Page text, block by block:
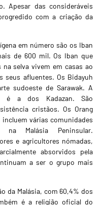
Apesar das consideráveis
com a criação da
em número são os Iban
de 600 mil. Os Iban que
selva vivem em casas ao
seus afluentes. Os Bidayuh
sudoeste de Sarawak. A
é a dos Kadazan. São
cristãos. Os Orang
várias comunidades
Malásia Peninsular.
e agricultores nómadas,
absorvidos pela
a ser o grupo mais
da Malásia, com 60,4% dos
é a religião oficial do